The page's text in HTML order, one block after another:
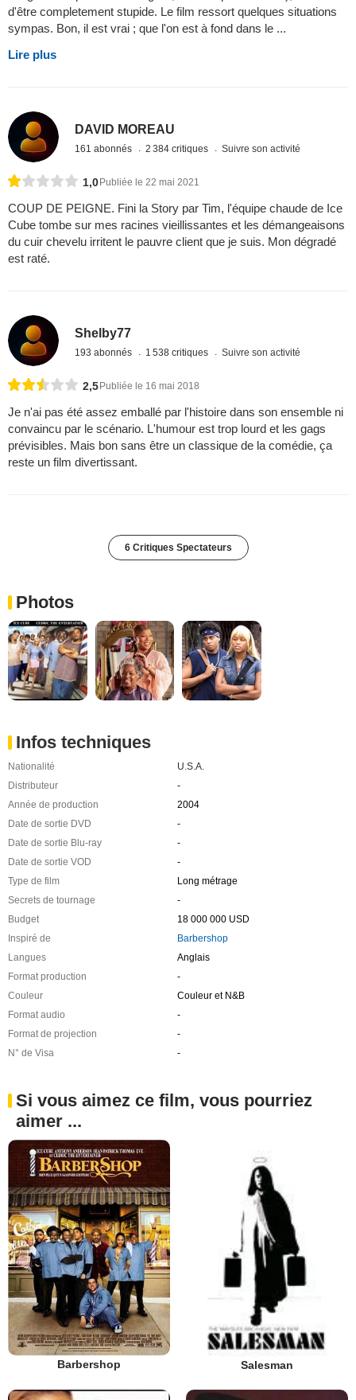
d'être completement stupide. Le film ressort quelques situations
sympas. Bon, il est vrai ; que l'on est à fond dans le ...
Lire plus
DAVID MOREAU
161 abonnés 2 384 critiques Suivre son activité
1,0Publiée le 22 mai 2021
COUP DE PEIGNE. Fini la Story par Tim, l'équipe chaude de Ice
Cube tombe sur mes racines vieillissantes et les démangeaisons
du cuir chevelu irritent le pauvre client que je suis. Mon dégradé
est raté.
Shelby77
193 abonnés 1 538 critiques Suivre son activité
2,5 Publiée le 16 mai 2018
Je n'ai pas été assez emballé par l'histoire dans son ensemble ni
convaincu par le scénario. L'humour est trop lourd et les gags
prévisibles. Mais bon sans être un classique de la comédie, ça
reste un film divertissant.
6 Critiques Spectateurs
Photos
Infos techniques
Nationalité
U.S.A.
Distributeur
-
Année de production
2004
Date de sortie DVD
-
Date de sortie Blu-ray
-
Date de sortie VOD
-
Type de film
Long métrage
Secrets de tournage
-
Budget
18 000 000 USD
Inspiré de
Barbershop
Langues
Anglais
Format production
-
Couleur
Couleur et N&B
Format audio
-
Format de projection
-
N° de Visa
-
Si vous aimez ce film, vous pourriez
aimer ...
Barbershop Salesman